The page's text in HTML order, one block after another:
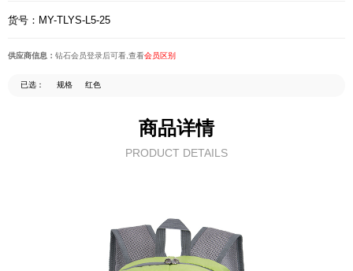
货号：MY-TLYS-L5-25
供应商信息： 钻石会员登录后可看,查看会员区别
已选： 规格 红色
商品详情
PRODUCT DETAILS